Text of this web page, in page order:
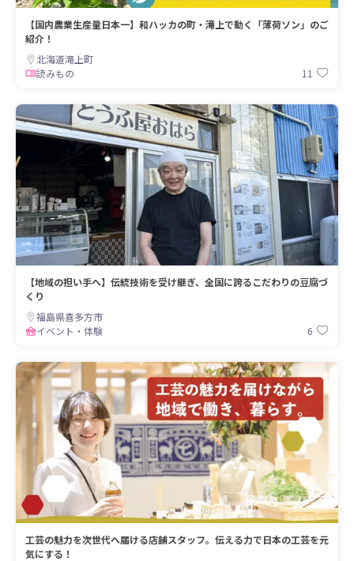
【国内農業生産量日本一】和ハッカの町・滝上で動く「薄荷ソン」のご
紹介！
北海道滝上町
読みもの
11
【地域の担い手へ】伝統技術を受け継ぎ、全国に誇るこだわりの豆腐づ
くり
福島県喜多方市
イベント・体験
6
工芸の魅力を次世代へ届ける店舗スタッフ。伝える力で日本の工芸を元
気にする！